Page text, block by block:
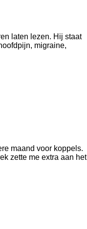
laten lezen. Hij staat
migraine,
maand voor koppels.
zette me extra aan het